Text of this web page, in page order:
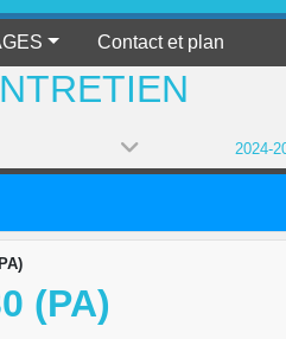
Contact et plan
(PA)